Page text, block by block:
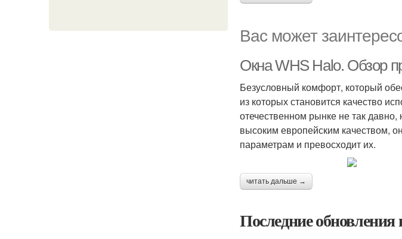
Вас может
Окна WHS Halo. Обзор
Безусловный комфорт, который
из которых становится качество
отечественном рынке не так
высоким европейским качеством,
параметрам и превосходит их.
читать дальше →
Последние обновления